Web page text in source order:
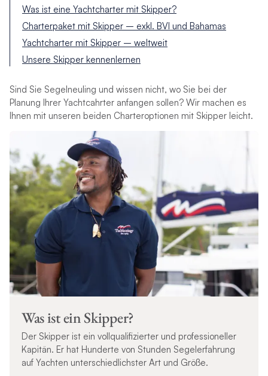
Was ist eine Yachtcharter mit Skipper?
Charterpaket mit Skipper – exkl. BVI und Bahamas
Yachtcharter mit Skipper – weltweit
Unsere Skipper kennenlernen
Sind Sie Segelneuling und wissen nicht, wo Sie bei der
Planung Ihrer Yachtcahrter anfangen sollen? Wir machen es
Ihnen mit unseren beiden Charteroptionen mit Skipper leicht.
Was ist ein Skipper?
Der Skipper ist ein vollqualifizierter und professioneller
Kapitän. Er hat Hunderte von Stunden Segelerfahrung
auf Yachten unterschiedlichster Art und Größe.